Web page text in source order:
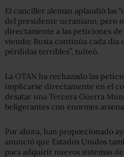
El canciller alemán aplaudió las
del presidente ucraniano, pero
directamente a las peticiones de
viendo: Rusia continúa cada día
pérdidas terribles”, tuiteó.
La OTAN ha rechazado las
implicarse directamente en el
desatar una Tercera Guerra
beligerantes con enormes
Por ahora, han proporcionado
anunció que Estados Unidos
para adquirir nuevos sistemas